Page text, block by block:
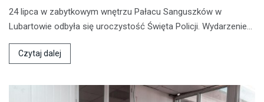
24 lipca w zabytkowym wnętrzu Pałacu Sanguszków w
Lubartowie odbyła się uroczystość Święta Policji. Wydarzenie…
Czytaj dalej